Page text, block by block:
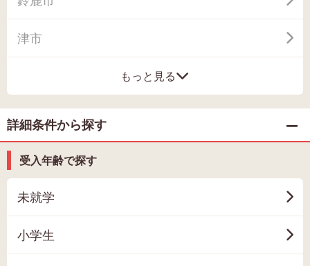
津市
もっと見る
詳細条件から探す
受入年齢で探す
未就学
小学生